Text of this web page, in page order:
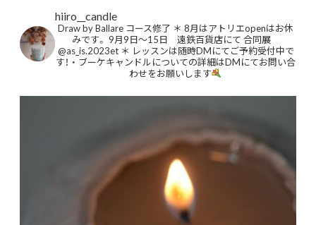
hiiro__candle
Draw by Ballare コース修了 ＊ 8月はアトリエopenはお休
みです。 9月9日〜15日 遠鉄百貨店にて 合同展
@as_is.2023et ＊ レッスンは随時DMにてご予約受付中で
す！ ・ ブーケキャンドルについての詳細はDMにてお問い合
わせをお願いします